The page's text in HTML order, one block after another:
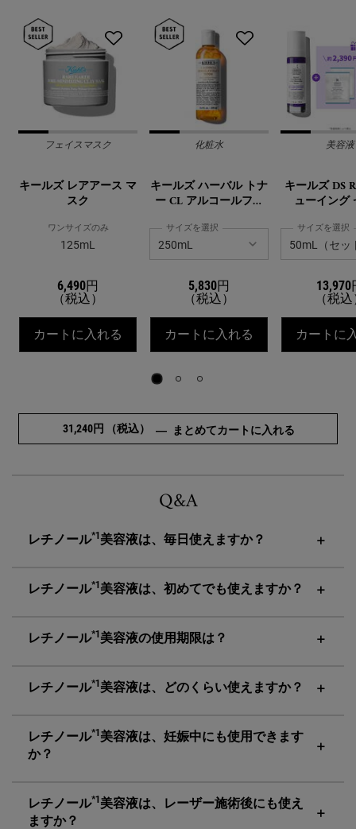
フェイスマスク
キールズ レアアース マ
スク
ワンサイズのみ
125mL
6,490円
（税込）
カートに入れる キールズ レアアース マスク
化粧水
キールズ ハーバル トナ
ー CL アルコールフリ
サイズを選択
5,830円
（税込）
カートに入れる キールズ ハーバ
美容液
キールズ DS
ューイング
サイズを選択
13,970
（税
カートに
31,240円 （税込） ― まとめてカートに入れる
Q&A
レチノール*1美容液は、毎日使えますか？
レチノール*1美容液は、初めてでも使えますか？
レチノール*1美容液の使用期限は？
レチノール*1美容液は、どのくらい使えますか？
レチノール*1美容液は、妊娠中にも使用できます
か？
レチノール*1美容液は、レーザー施術後にも使え
ますか？